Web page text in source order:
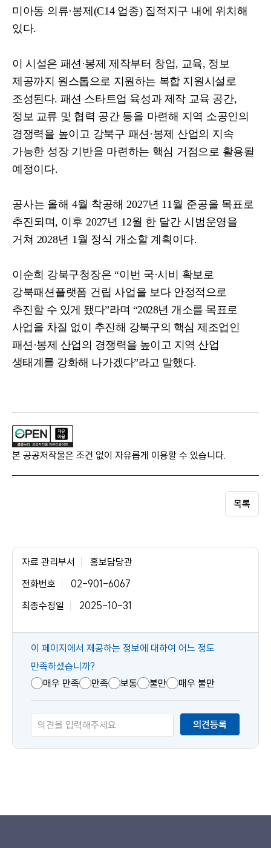
미아동 의류·봉제 (C14 업종) 집적지구 내에 위치해
있다.
이 시설은 패션 ·봉제 제작부터 창업, 교육, 정보
제공까지 원스톱으로 지원하는 복합 지원시설로
조성된다. 패션 스타트업 육성과 제작 교육 공간,
정보 교류 및 협력 공간 등을 마련해 지역 소공인의
경쟁력을 높이고 강북구 패션 ·봉제 산업의 지속
가능한 성장 기반을 마련하는 핵심 거점으로 활용될
예정이다.
공사는 올해4월 착공해2027년 11월 준공을 목표로
추진되며 , 이후 2027년 12월 한 달간 시범운영을
거쳐 2028년 1월 정식 개소할 계획이다.
이순희 강북구청장은“이번 국·시비 확보로
강북패션플랫폼 건립 사업을 보다 안정적으로
추진할 수 있게 됐다”라며“2028년 개소를 목표로
사업을 차질 없이 추진해 강북구의 핵심 제조업인
패션 ·봉제 산업의 경쟁력을 높이고 지역 산업
생태계를 강화해 나가겠다”라고 말했다.
본 공공저작물은 조건 없이 자유롭게 이용할 수 있습니다.
목록
자료 관리부서
홍보담당관
전화번호
02-901-6067
최종수정일
2025-10-31
콘
텐
츠
만
족
도
이 페이지에서 제공하는 정보에 대하여 어느 정도
만족하셨습니까?
매우 만족
만족 보통 불만 매우 불만
의견등록